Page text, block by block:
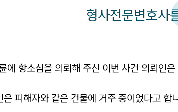
형사전문변호사
에 항소심을 의뢰해 주신 이번 사건 의뢰인
은 피해자와 같은 건물에 거주 중이었다고